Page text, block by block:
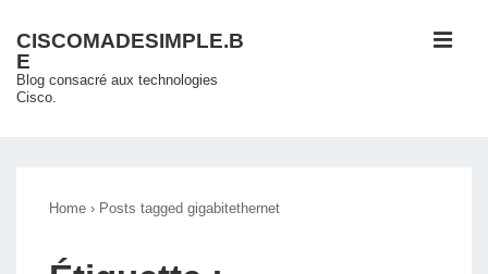
passer
au
contenu
CISCOMADESIMPLE.B
E
Blog consacré aux technologies
Cisco.
Home › Posts tagged gigabitethernet